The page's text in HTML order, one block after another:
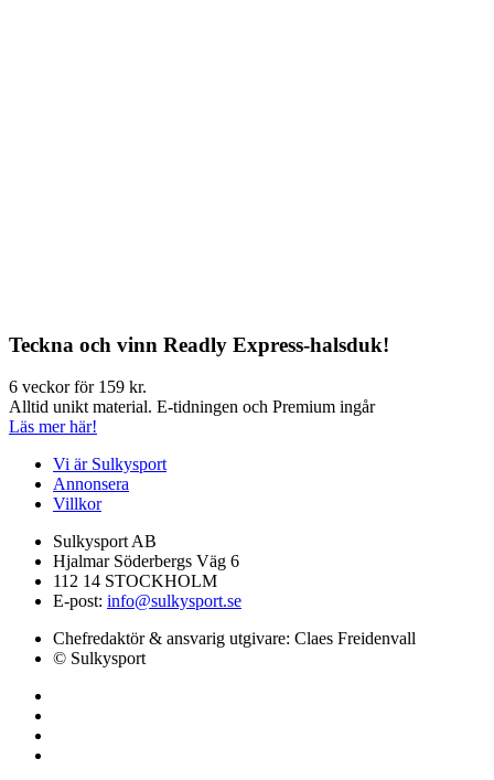
Teckna och vinn Readly Express-halsduk!
6 veckor för 159 kr.
Alltid unikt material. E-tidningen och Premium ingår
Läs mer här!
Vi är Sulkysport
Annonsera
Villkor
Sulkysport AB
Hjalmar Söderbergs Väg 6
112 14 STOCKHOLM
E-post: info@sulkysport.se
Chefredaktör & ansvarig utgivare: Claes Freidenvall
© Sulkysport